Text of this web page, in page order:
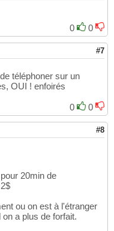
0
0
#7
téléphoner sur un
OUI ! enfoirés
0
0
#8
20min de
ou on est à l'étranger
a plus de forfait.